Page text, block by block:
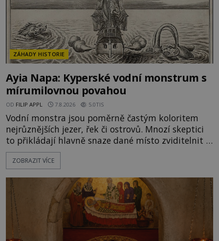
ZÁHADY HISTORIE
Ayia Napa: Kyperské vodní monstrum s
mírumilovnou povahou
OD FILIP APPL 7.8.2026 5.0TIS
Vodní monstra jsou poměrně častým koloritem
nejrůznějších jezer, řek či ostrovů. Mnozí skeptici
to přikládají hlavně snaze dané místo zviditelnit a
přitáhnout k němu pozornost záhadám
nakloněných turistů. Je to také případ kyperského
legendami o něm ukrývat nějaký pravdivý základ?
V blízkosti Mysu Greco, jak se přez
ZOBRAZIT VÍCE